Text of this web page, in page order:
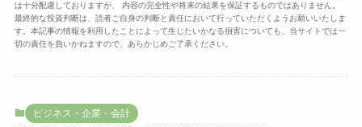
は十分配慮しておりますが、 内容の完全性や将来の結果を保証するものではありません。
最終的な投資判断は、読者ご自身の判断と責任において行っていただくようお願いいたしま
す。本記事の情報を利用したことによって生じたいかなる損害についても、当サイトでは一
切の責任を負いかねますので、あらかじめご了承ください。
ビジネス・企業・会計